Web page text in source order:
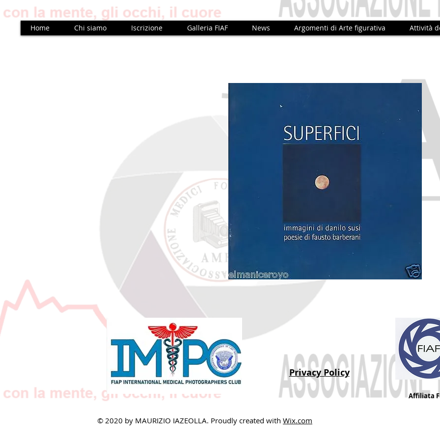
Home Chi siamo Iscrizione Galleria FIAF News Argomenti di Arte figurativa Attività
Privacy Policy
Affiliata
© 2020 by MAURIZIO IAZEOLLA. Proudly created with Wix.com